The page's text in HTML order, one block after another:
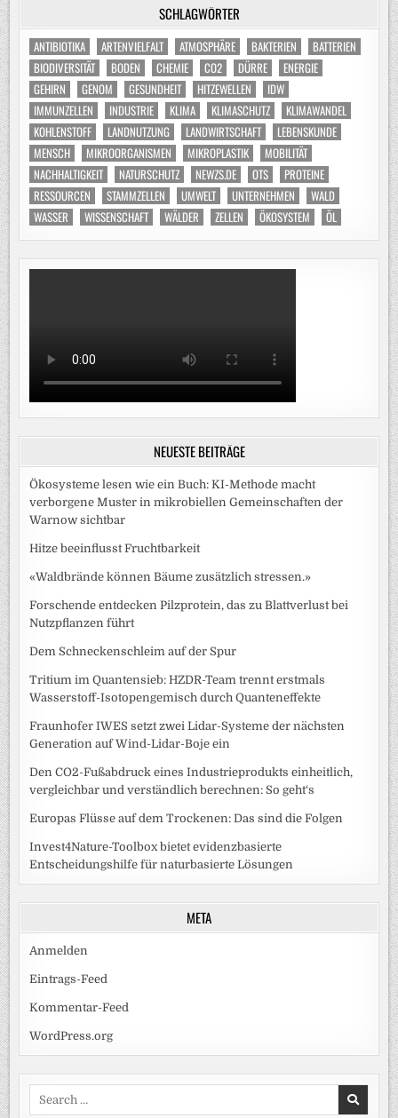
SCHLAGWÖRTER
ANTIBIOTIKA ARTENVIELFALT ATMOSPHÄRE BAKTERIEN
BATTERIEN
BIODIVERSITÄT
BODEN CHEMIE CO2 DÜRRE
ENERGIE
GEHIRN
GENOM GESUNDHEIT HITZEWELLEN
IDW
IMMUNZELLEN
INDUSTRIE KLIMA KLIMASCHUTZ
KLIMAWANDEL
KOHLENSTOFF
LANDNUTZUNG LANDWIRTSCHAFT
LEBENSKUNDE
MENSCH
MIKROORGANISMEN MIKROPLASTIK
MOBILITÄT
NACHHALTIGKEIT
NATURSCHUTZ NEWZS.DE OTS
PROTEINE
RESSOURCEN
STAMMZELLEN UMWELT UNTERNEHMEN
WALD
WASSER
WISSENSCHAFT WÄLDER ZELLEN ÖKOSYSTEM ÖL
NEUESTE BEITRÄGE
Ökosysteme lesen wie ein Buch: KI-Methode macht
verborgene Muster in mikrobiellen Gemeinschaften der
Warnow sichtbar
Hitze beeinflusst Fruchtbarkeit
«Waldbrände können Bäume zusätzlich stressen.»
Forschende entdecken Pilzprotein, das zu Blattverlust bei
Nutzpflanzen führt
Dem Schneckenschleim auf der Spur
Tritium im Quantensieb: HZDR-Team trennt erstmals
Wasserstoff-Isotopengemisch durch Quanteneffekte
Fraunhofer IWES setzt zwei Lidar-Systeme der nächsten
Generation auf Wind-Lidar-Boje ein
Den CO2-Fußabdruck eines Industrieprodukts einheitlich,
vergleichbar und verständlich berechnen: So geht‘s
Europas Flüsse auf dem Trockenen: Das sind die Folgen
Invest4Nature-Toolbox bietet evidenzbasierte
Entscheidungshilfe für naturbasierte Lösungen
META
Anmelden
Eintrags-Feed
Kommentar-Feed
WordPress.org